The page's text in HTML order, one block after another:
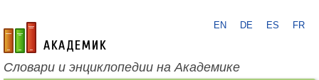
academic.ru
EN DE ES FR
Словари и энциклопедии на Академике